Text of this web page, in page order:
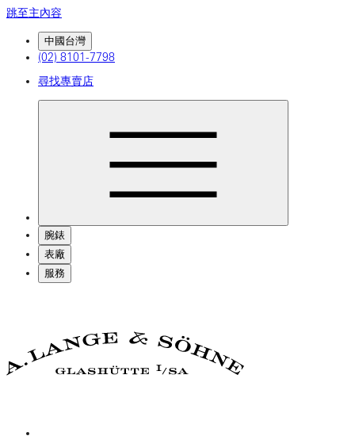
跳至主內容
中國台灣
(02) 8101-7798
尋找專賣店
腕錶
表廠
服務